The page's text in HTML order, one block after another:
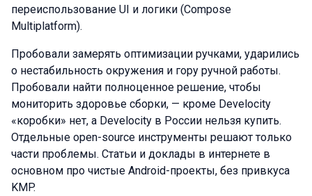
переиспользование UI и логики (Compose
Multiplatform).
Пробовали замерять оптимизации ручками, ударились
о нестабильность окружения и гору ручной работы.
Пробовали найти полноценное решение, чтобы
мониторить здоровье сборки, — кроме Develocity
«коробки» нет, а Develocity в России нельзя купить.
Отдельные open-source инструменты решают только
части проблемы. Статьи и доклады в интернете в
основном про чистые Android-проекты, без привкуса
KMP.